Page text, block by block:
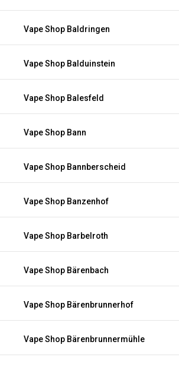
Vape Shop Baldringen
Vape Shop Balduinstein
Vape Shop Balesfeld
Vape Shop Bann
Vape Shop Bannberscheid
Vape Shop Banzenhof
Vape Shop Barbelroth
Vape Shop Bärenbach
Vape Shop Bärenbrunnerhof
Vape Shop Bärenbrunnermühle